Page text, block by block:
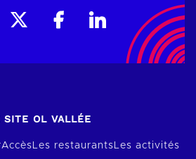
SITE OL VALLÉE
AccèsLes restaurantsLes activités